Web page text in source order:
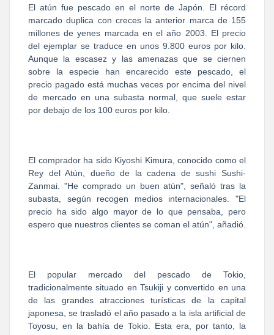
El atún fue pescado en el norte de Japón. El récord
marcado duplica con creces la anterior marca de 155
millones de yenes marcada en el año 2003. El precio
del ejemplar se traduce en unos 9.800 euros por kilo.
Aunque la escasez y las amenazas que se ciernen
sobre la especie han encarecido este pescado, el
precio pagado está muchas veces por encima del nivel
de mercado en una subasta normal, que suele estar
por debajo de los 100 euros por kilo.
El comprador ha sido Kiyoshi Kimura, conocido como el
Rey del Atún, dueño de la cadena de sushi Sushi-
Zanmai. "He comprado un buen atún", señaló tras la
subasta, según recogen medios internacionales. "El
precio ha sido algo mayor de lo que pensaba, pero
espero que nuestros clientes se coman el atún", añadió.
El popular mercado del pescado de Tokio,
tradicionalmente situado en Tsukiji y convertido en una
de las grandes atracciones turísticas de la capital
japonesa, se trasladó el año pasado a la isla artificial de
Toyosu, en la bahía de Tokio. Esta era, por tanto, la